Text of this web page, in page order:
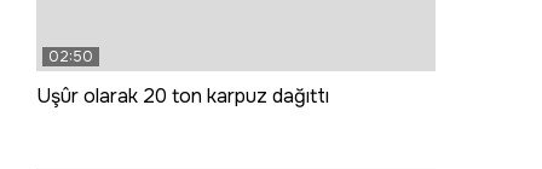
02:50
Uşûr olarak 20 ton karpuz dağıttı